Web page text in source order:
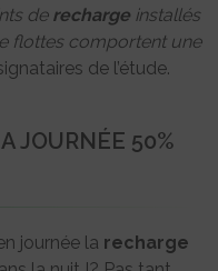
de recharge installés
flottes comportent une
de l’étude.
JOURNÉE 50%
journée la recharge